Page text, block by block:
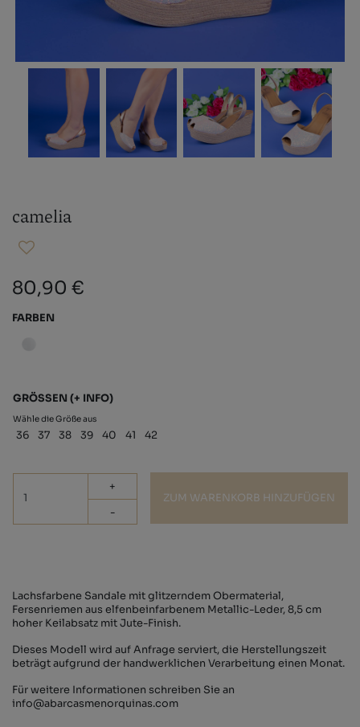
camelia
80,90 €
FARBEN
GRÖSSEN (+ INFO)
Wähle die Größe aus
36 37 38 39 40 41 42
+
-
ZUM WARENKORB HINZUFÜGEN
Lachsfarbene Sandale mit glitzerndem Obermaterial,
Fersenriemen aus elfenbeinfarbenem Metallic-Leder, 8,5 cm
hoher Keilabsatz mit Jute-Finish.
Dieses Modell wird auf Anfrage serviert, die Herstellungszeit
beträgt aufgrund der handwerklichen Verarbeitung einen Monat.
Für weitere Informationen schreiben Sie an
info@abarcasmenorquinas.com